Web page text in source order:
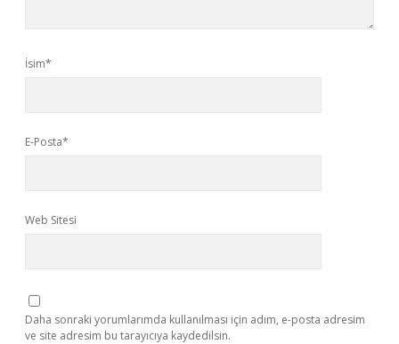
İsim*
E-Posta*
Web Sitesi
Daha sonraki yorumlarımda kullanılması için adım, e-posta adresim
ve site adresim bu tarayıcıya kaydedilsin.